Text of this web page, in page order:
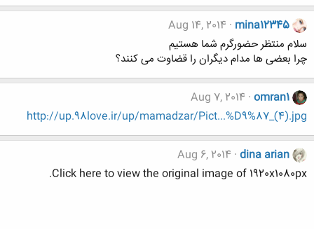
mina12345
Aug 14, 2014
سلام منتظر حضورگرم شما هستيم
چرا بعضی ها مدام دیگران را قضاوت می کنند؟
omran1
Aug 7, 2014
http://up.98love.ir/up/mamadzar/Pict...%D9%87_(4).jpg
dina arian
Aug 6, 2014
Click here to view the original image of 1920x1080px.